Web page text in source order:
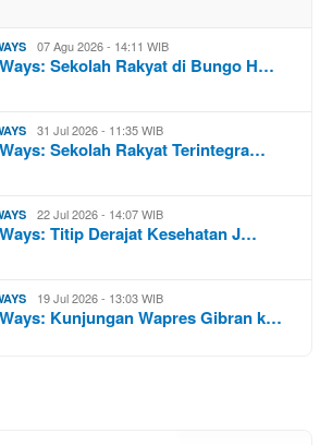
07 Agu 2026 - 14:11 WIB
Sekolah Rakyat di Bungo H…
31 Jul 2026 - 11:35 WIB
Sekolah Rakyat Terintegra…
22 Jul 2026 - 14:07 WIB
Titip Derajat Kesehatan J…
19 Jul 2026 - 13:03 WIB
Kunjungan Wapres Gibran k…